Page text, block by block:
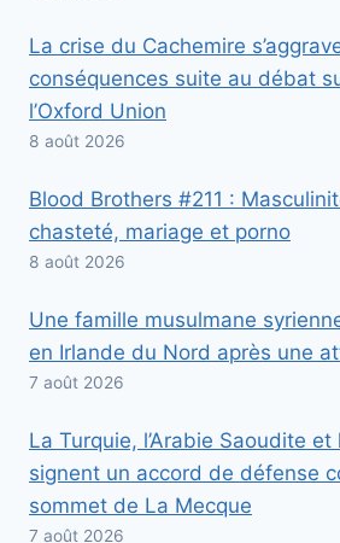
La crise du Cachemire
conséquences suite au débat
l’Oxford Union
8 août 2026
Blood Brothers #211 :
chasteté, mariage et porno
8 août 2026
Une famille musulmane
en Irlande du Nord après une
7 août 2026
La Turquie, l’Arabie Saoudite et
signent un accord de défense
sommet de La Mecque
7 août 2026